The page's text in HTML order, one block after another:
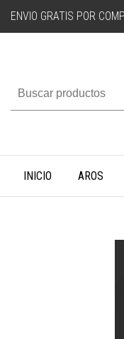
ENVIO GRATIS POR
INICIO AROS